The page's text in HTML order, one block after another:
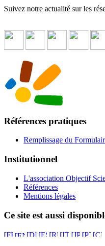
Suivez notre actualité sur les
Références pratiques
Remplissage du
Institutionnel
L'association Objectif
Références
Mentions légales
Ce site est aussi